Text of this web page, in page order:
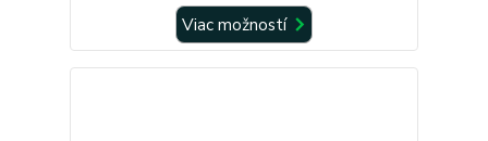
Viac možností